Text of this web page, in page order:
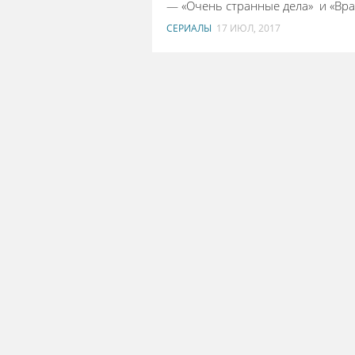
— «Очень странные дела» и
СЕРИАЛЫ 17 ИЮЛ, 2017